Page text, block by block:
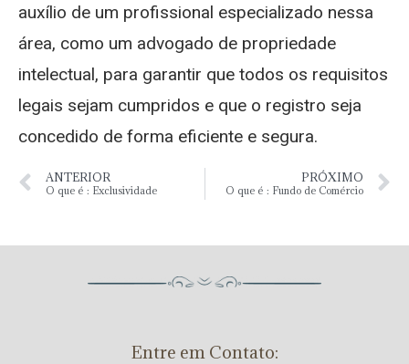
auxílio de um profissional especializado nessa
área, como um advogado de propriedade
intelectual, para garantir que todos os requisitos
legais sejam cumpridos e que o registro seja
concedido de forma eficiente e segura.
ANTERIOR
O que é : Exclusividade
PRÓXIMO
O que é : Fundo de Comércio
Entre em Contato: